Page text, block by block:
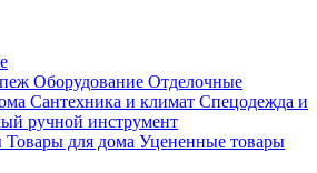
Оборудование Отделочные
Сантехника и климат Спецодежда и
ручной инструмент
Товары для дома Уцененные товары